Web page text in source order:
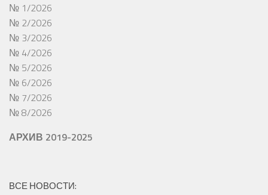
№ 1/2026
№ 2/2026
№ 3/2026
№ 4/2026
№ 5/2026
№ 6/2026
№ 7/2026
№ 8/2026
АРХИВ 2019-2025
ВСЕ НОВОСТИ: